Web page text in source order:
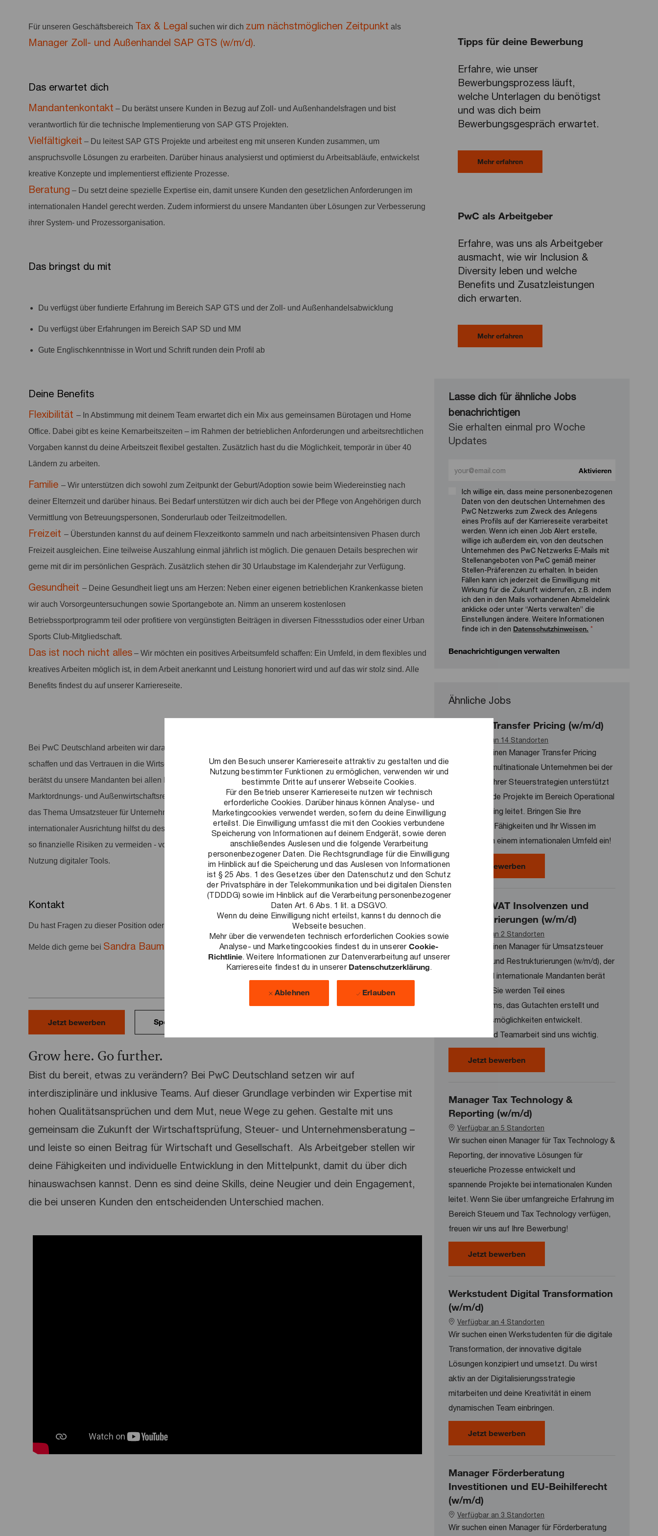
Um den Besuch unserer Karriereseite attraktiv zu gestalten und die
Nutzung bestimmter Funktionen zu ermöglichen, verwenden wir und
bestimmte Dritte auf unserer Webseite Cookies.
Für den Betrieb unserer Karriereseite nutzen wir technisch
erforderliche Cookies. Darüber hinaus können Analyse- und
Marketingcookies verwendet werden, sofern du deine Einwilligung
erteilst. Die Einwilligung umfasst die mit den Cookies verbundene
Speicherung von Informationen auf deinem Endgerät, sowie deren
anschließendes Auslesen und die folgende Verarbeitung
personenbezogener Daten. Die Rechtsgrundlage für die Einwilligung
im Hinblick auf die Speicherung und das Auslesen von Informationen
ist § 25 Abs. 1 des Gesetzes über den Datenschutz und den Schutz
der Privatsphäre in der Telekommunikation und bei digitalen Diensten
(TDDDG) sowie im Hinblick auf die Verarbeitung personenbezogener
Daten Art. 6 Abs. 1 lit. a DSGVO.
Wenn du deine Einwilligung nicht erteilst, kannst du dennoch die
Webseite besuchen.
Mehr über die verwendeten technisch erforderlichen Cookies sowie
Analyse- und Marketingcookies findest du in unserer Cookie-
Richtlinie. Weitere Informationen zur Datenverarbeitung auf unserer
Karriereseite findest du in unserer Datenschutzerklärung.
Ablehnen Erlauben
Für unseren Geschäftsbereich Tax & Legal suchen wir dich zum nächstmöglichen Zeitpunkt als
Manager Zoll- und Außenhandel SAP GTS (w/m/d).
Das erwartet dich
Mandantenkontakt – Du berätst unsere Kunden in Bezug auf Zoll- und Außenhandelsfragen und bist
verantwortlich für die technische Implementierung von SAP GTS Projekten.
Vielfältigkeit – Du leitest SAP GTS Projekte und arbeitest eng mit unseren Kunden zusammen, um
anspruchsvolle Lösungen zu erarbeiten. Darüber hinaus analysierst und optimierst du Arbeitsabläufe, entwickelst
kreative Konzepte und implementierst effiziente Prozesse.
Beratung – Du setzt deine spezielle Expertise ein, damit unsere Kunden den gesetzlichen Anforderungen im
internationalen Handel gerecht werden. Zudem informierst du unsere Mandanten über Lösungen zur Verbesserung
ihrer System- und Prozessorganisation.
Das bringst du mit
Du verfügst über fundierte Erfahrung im Bereich SAP GTS und der Zoll- und Außenhandelsabwicklung
Du verfügst über Erfahrungen im Bereich SAP SD und MM
Gute Englischkenntnisse in Wort und Schrift runden dein Profil ab
Deine Benefits
Flexibilität – In Abstimmung mit deinem Team erwartet dich ein Mix aus gemeinsamen Bürotagen und Home
Office. Dabei gibt es keine Kernarbeitszeiten – im Rahmen der betrieblichen Anforderungen und arbeitsrechtlichen
Vorgaben kannst du deine Arbeitszeit flexibel gestalten. Zusätzlich hast du die Möglichkeit, temporär in über 40
Ländern zu arbeiten.
Familie – Wir unterstützen dich sowohl zum Zeitpunkt der Geburt/Adoption sowie beim Wiedereinstieg nach
deiner Elternzeit und darüber hinaus. Bei Bedarf unterstützen wir dich auch bei der Pflege von Angehörigen durch
Vermittlung von Betreuungspersonen, Sonderurlaub oder Teilzeitmodellen.
Freizeit – Überstunden kannst du auf deinem Flexzeitkonto sammeln und nach arbeitsintensiven Phasen durch
Freizeit ausgleichen. Eine teilweise Auszahlung einmal jährlich ist möglich. Die genauen Details besprechen wir
gerne mit dir im persönlichen Gespräch. Zusätzlich stehen dir 30 Urlaubstage im Kalenderjahr zur Verfügung.
Gesundheit – Deine Gesundheit liegt uns am Herzen: Neben einer eigenen betrieblichen Krankenkasse bieten
wir auch Vorsorgeuntersuchungen sowie Sportangebote an. Nimm an unserem kostenlosen
Betriebssportprogramm teil oder profitiere von vergünstigten Beiträgen in diversen Fitnessstudios oder einer Urban
Sports Club-Mitgliedschaft.
Das ist noch nicht alles – Wir möchten ein positives Arbeitsumfeld schaffen: Ein Umfeld, in dem flexibles und
kreatives Arbeiten möglich ist, in dem Arbeit anerkannt und Leistung honoriert wird und auf das wir stolz sind. Alle
Benefits findest du auf unserer Karriereseite.
Bei PwC Deutschland arbeiten wir daran, entscheidende Herausforderungen zu lösen, nachhaltige Ergebnisse zu
schaffen und das Vertrauen in die Wirtschaft und Gesellschaft auszubauen. Als Teil unseres Indirect Tax Teams
berätst du unsere Mandanten bei allen Fragestellungen des Umsatzsteuer-, Zoll-, Verbrauchsteuer-,
Marktordnungs- und Außenwirtschaftsrechts. Durch fast täglich neue Gesetze oder Gerichtsentscheidungen wird
das Thema Umsatzsteuer für Unternehmen immer komplexer. Gemeinsam mit einem starken Team und
internationaler Ausrichtung hilfst du deshalb unseren Mandanten, ihre entsprechenden Prozesse abzubilden uns
so finanzielle Risiken zu vermeiden - von der Umsatzsteuer-Voranmeldung über Einspruchsverfahren bis hin zur
Nutzung digitaler Tools.
Kontakt
Du hast Fragen zu dieser Position oder deiner Bewerbung?
Melde dich gerne bei Sandra Baumgart-Witte unter+49 30 2636-5344.
Jetzt bewerben Speichern
Grow here. Go further.
Bist du bereit, etwas zu verändern? Bei PwC Deutschland setzen wir auf
interdisziplinäre und inklusive Teams. Auf dieser Grundlage verbinden wir Expertise mit
hohen Qualitätsansprüchen und dem Mut, neue Wege zu gehen. Gestalte mit uns
gemeinsam die Zukunft der Wirtschaftsprüfung, Steuer- und Unternehmensberatung –
und leiste so einen Beitrag für Wirtschaft und Gesellschaft. ​ Als Arbeitgeber stellen wir
deine Fähigkeiten und individuelle Entwicklung in den Mittelpunkt, damit du über dich
hinauswachsen kannst. Denn es sind deine Skills, deine Neugier und dein Engagement,
die bei unseren Kunden den entscheidenden Unterschied machen.
Tipps für deine Bewerbung
Erfahre, wie unser
Bewerbungsprozess läuft,
welche Unterlagen du benötigst
und was dich beim
Bewerbungsgespräch erwartet.
Mehr erfahren
PwC als Arbeitgeber
Erfahre, was uns als Arbeitgeber
ausmacht, wie wir Inclusion &
Diversity leben und welche
Benefits und Zusatzleistungen
dich erwarten.
Mehr erfahren
Lasse dich für ähnliche Jobs
benachrichtigen
Sie erhalten einmal pro Woche
Updates
Ich willige ein, dass meine personenbezogenen
Daten von den deutschen Unternehmen des
PwC Netzwerks zum Zweck des Anlegens
eines Profils auf der Karriereseite verarbeitet
werden. Wenn ich einen Job Alert erstelle,
willige ich außerdem ein, von den deutschen
Unternehmen des PwC Netzwerks E-Mails mit
Stellenangeboten von PwC gemäß meiner
Stellen-Präferenzen zu erhalten. In beiden
Fällen kann ich jederzeit die Einwilligung mit
Wirkung für die Zukunft widerrufen, z.B. indem
ich den in den Mails vorhandenen Abmeldelink
anklicke oder unter “Alerts verwalten” die
Einstellungen ändere. Weitere Informationen
finde ich in den Datenschutzhinweisen. *
Aktivieren
Benachrichtigungen verwalten
Ähnliche Jobs
Manager Transfer Pricing (w/m/d)
Verfügbar an 14 Standorten
Wir suchen einen Manager Transfer Pricing
(w/m/d), der multinationale Unternehmen bei der
Optimierung ihrer Steuerstrategien unterstützt
und spannende Projekte im Bereich Operational
Transfer Pricing leitet. Bringen Sie Ihre
analytischen Fähigkeiten und Ihr Wissen im
Accounting in einem internationalen Umfeld ein!
Jetzt bewerbenManager Transfer Pricing (w/m/d)
Manager VAT Insolvenzen und
Restrukturierungen (w/m/d)
Verfügbar an 2 Standorten
Wir suchen einen Manager für Umsatzsteuer
Insolvenzen und Restrukturierungen (w/m/d), der
nationale und internationale Mandanten berät
und betreut. Sie werden Teil eines
Expertenteams, das Gutachten erstellt und
Optimierungsmöglichkeiten entwickelt.
Flexibilität und Teamarbeit sind uns wichtig.
Jetzt bewerbenManager VAT Insolvenzen und
Manager Tax Technology &
Reporting (w/m/d)
Verfügbar an 5 Standorten
Wir suchen einen Manager für Tax Technology &
Reporting, der innovative Lösungen für
steuerliche Prozesse entwickelt und
spannende Projekte bei internationalen Kunden
leitet. Wenn Sie über umfangreiche Erfahrung im
Bereich Steuern und Tax Technology verfügen,
freuen wir uns auf Ihre Bewerbung!
Jetzt bewerbenManager Tax Technology &
Werkstudent Digital Transformation
(w/m/d)
Verfügbar an 4 Standorten
Wir suchen einen Werkstudenten für die digitale
Transformation, der innovative digitale
Lösungen konzipiert und umsetzt. Du wirst
aktiv an der Digitalisierungsstrategie
mitarbeiten und deine Kreativität in einem
dynamischen Team einbringen.
Jetzt bewerbenWerkstudent Digital
Manager Förderberatung
Investitionen und EU-Beihilferecht
(w/m/d)
Verfügbar an 3 Standorten
Wir suchen einen Manager für Förderberatung